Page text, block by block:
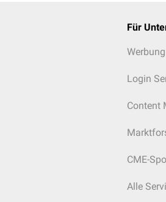
Für
Werbung
Login
Content
CME-
Alle